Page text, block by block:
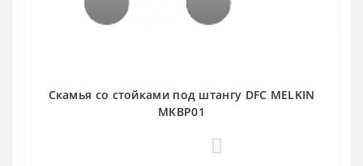
Скамья со стойками под штангу DFC MELKIN
MKBP01